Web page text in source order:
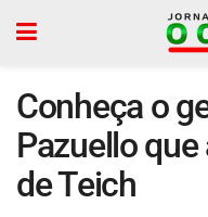
Conheça o
Pazuello
de Teich